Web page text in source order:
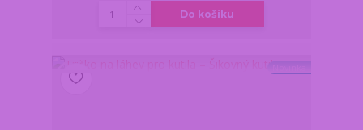
Do košíku